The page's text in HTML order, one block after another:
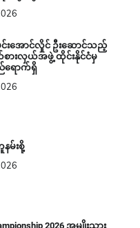
င်းအောင်လှိုင် ဦးဆောင်သည့်
စားလှယ်အဖွဲ့ ထိုင်းနိုင်ငံမှ
ရောက်ရှိ
နမ်းစို့
2026 အမျိုးသား